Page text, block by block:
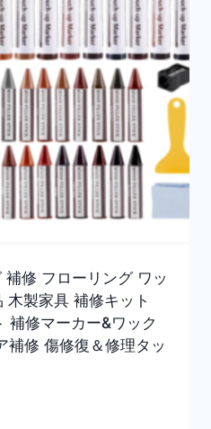
修 フローリング ワッ
製家具 補修キット
補修マーカー&ワック
補修 傷修復＆修理タッ